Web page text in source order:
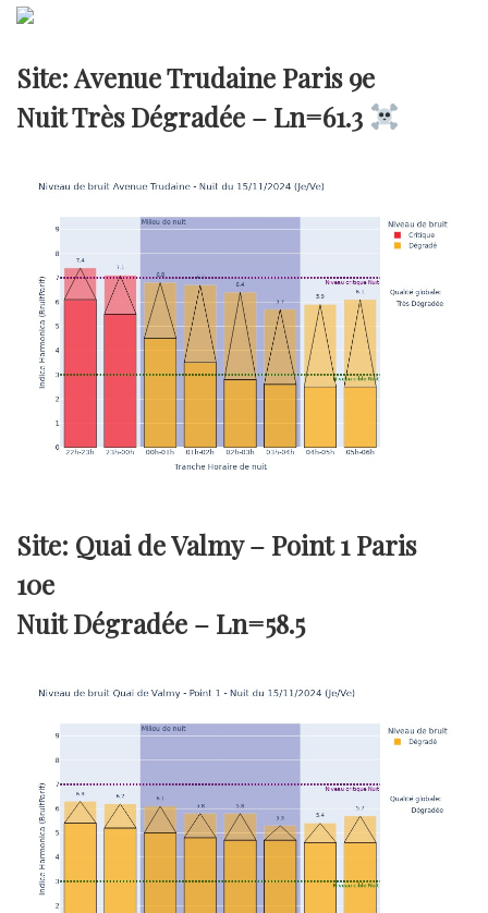
Site: Avenue Trudaine Paris 9e
Nuit Très Dégradée – Ln=61.3
Site: Quai de Valmy – Point 1 Paris
10e
Nuit Dégradée – Ln=58.5